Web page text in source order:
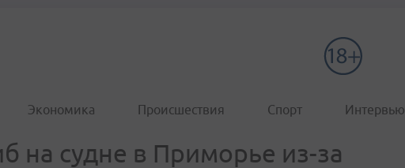
Экономика Происшествия Спорт Интервью
на судне в Приморье из-за